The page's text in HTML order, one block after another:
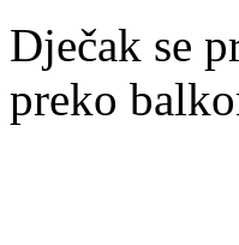
Dječak se
preko